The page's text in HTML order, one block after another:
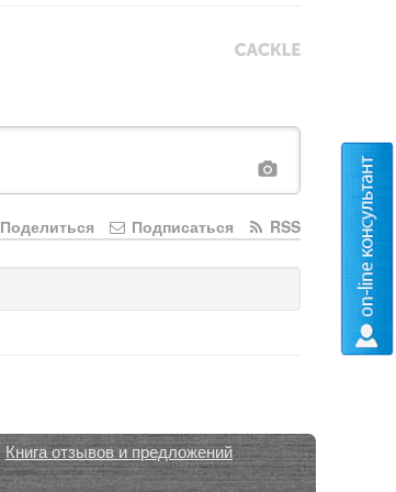
RSS
Подписаться
Поделиться
Книга отзывов и предложений